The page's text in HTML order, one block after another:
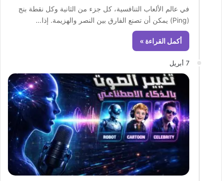
في عالم الألعاب التنافسية، كل جزء من الثانية وكل نقطة بنج
(Ping) يمكن أن تصنع الفارق بين النصر والهزيمة. إذا…
أكمل القراءة »
7 أبريل